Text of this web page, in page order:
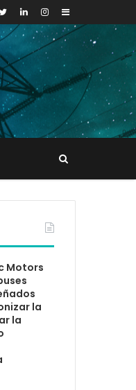
Sidebar
Motors
la
la